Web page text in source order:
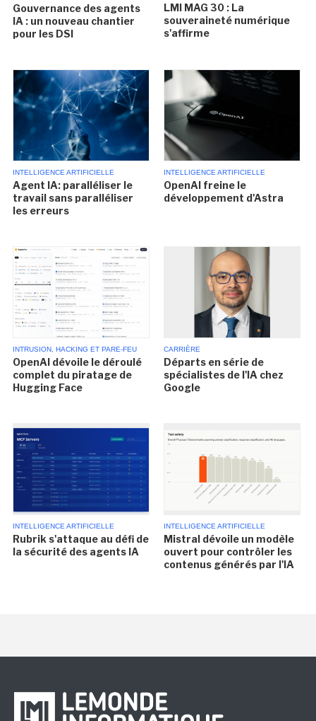
Gouvernance des agents
IA : un nouveau chantier
pour les DSI
LMI MAG 30 : La
souveraineté numérique
s'affirme
INTELLIGENCE ARTIFICIELLE
Agent IA: paralléliser le
travail sans paralléliser
les erreurs
INTELLIGENCE ARTIFICIELLE
OpenAI freine le
développement d'Astra
INTRUSION, HACKING ET PARE-FEU
OpenAI dévoile le déroulé
complet du piratage de
Hugging Face
CARRIÈRE
Départs en série de
spécialistes de l'IA chez
Google
INTELLIGENCE ARTIFICIELLE
Rubrik s'attaque au défi de
la sécurité des agents IA
INTELLIGENCE ARTIFICIELLE
Mistral dévoile un modèle
ouvert pour contrôler les
contenus générés par l'IA